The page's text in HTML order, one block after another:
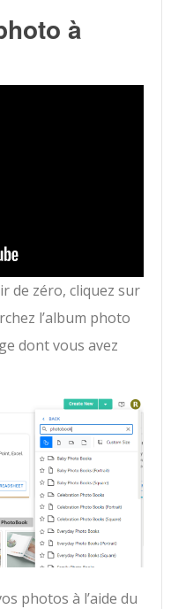
à
de zéro, cliquez sur
l’album photo
dont vous avez
photos à l’aide du